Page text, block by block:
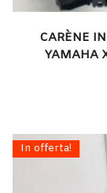
CARÈNE
YAMAHA
In offerta!